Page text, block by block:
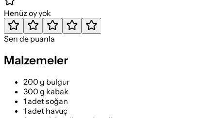
Henüz oy yok
Sen de puanla
Malzemeler
200 g bulgur
300 g kabak
1 adet soğan
1 adet havuç